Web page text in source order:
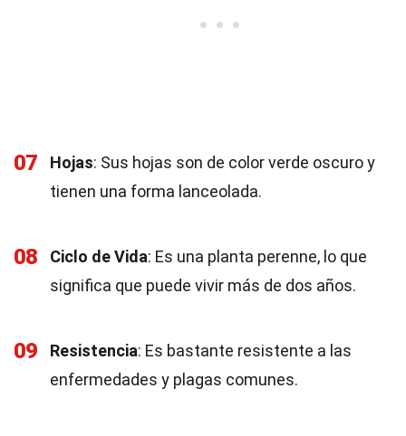
07 Hojas: Sus hojas son de color verde oscuro y
tienen una forma lanceolada.
08 Ciclo de Vida: Es una planta perenne, lo que
significa que puede vivir más de dos años.
09 Resistencia: Es bastante resistente a las
enfermedades y plagas comunes.